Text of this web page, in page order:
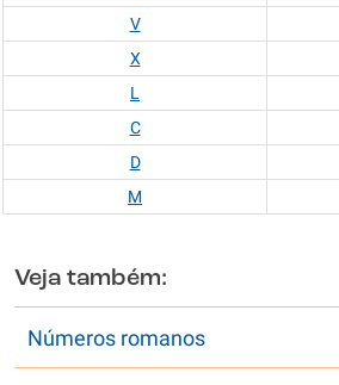
V
X
L
C
D
M
Veja também:
Números romanos